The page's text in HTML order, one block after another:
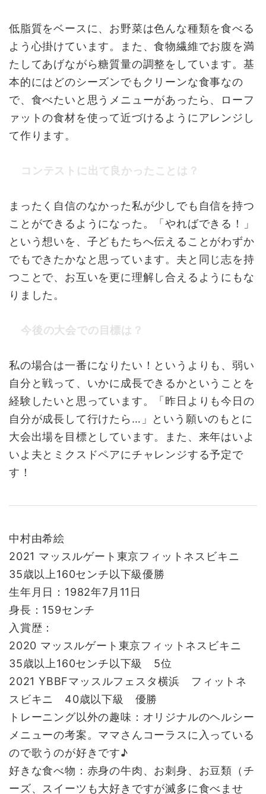
低脂質をベースに、お野菜は色んな種類を食べる
よう心掛けています。また、食物繊維でお腹を満
たしてあげながら糖質量の調整をしています。基
本的にはどのシーズンでもクリーンな食事なの
で、食べたいと思うメニューがあったら、ローフ
ァットの食材を使って近づけるようにアレンジし
て作ります。
コンテストに出て良かったことは？
まったく自信のなかった私が少しでも自信を持つ
ことができるようになった。「やればできる！」
という想いを、子どもたちへ伝えることがわずか
でもできたかなと思っています。夫と同じ志を持
つことで、お互いを更に理解し合えるようにもな
りました。
今後の大会での目標は？
私の場合は一番になりたい！というよりも、弱い
自分と戦って、いかに成長できるかということを
経験したいと思っています。「昨日よりも今日の
自分が成長して行けたら…」という願いのもとに
大会出場を目標としています。また、来年はいよ
いよ夫とミクスドペアにチャレンジする予定で
す！
中村由希絵
2021 マッスルゲート東京フィットネスビキニ
35歳以上160センチ以下級優勝
生年月日：1982年7月11日
身長：159センチ
入賞歴：
2020 マッスルゲート東京フィットネスビキニ
35歳以上160センチ以下級 5位
2021 YBBFマッスルフェスタ横浜 フィットネ
スビキニ 40歳以下級 優勝
トレーニング以外の趣味：オリジナルのヘルシー
メニューの考案。ママさんコーラスに入っている
ので歌うのが好きです♪
好きな食べ物：赤身の牛肉、お刺身、お豆類（チ
ーズ、スイーツも大好きですが滅多に食べませ